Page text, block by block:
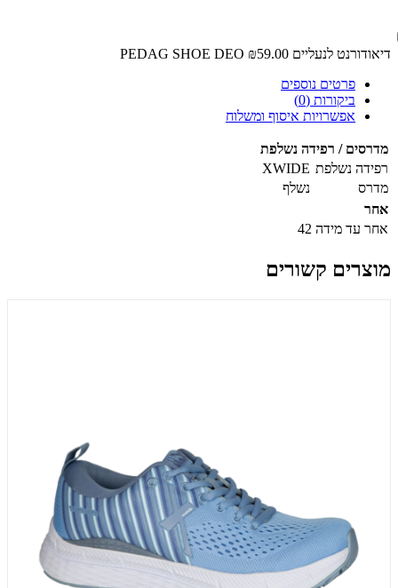
דיאודורנט לנעליים PEDAG SHOE DEO ₪59.00
פרטים נוספים
ביקורות (0)
אפשרויות איסוף ומשלוח
מדרסים / רפידה נשלפת
רפידה נשלפת XWIDE
מדרס
נשלף
אחר
אחר עד מידה 42
מוצרים קשורים